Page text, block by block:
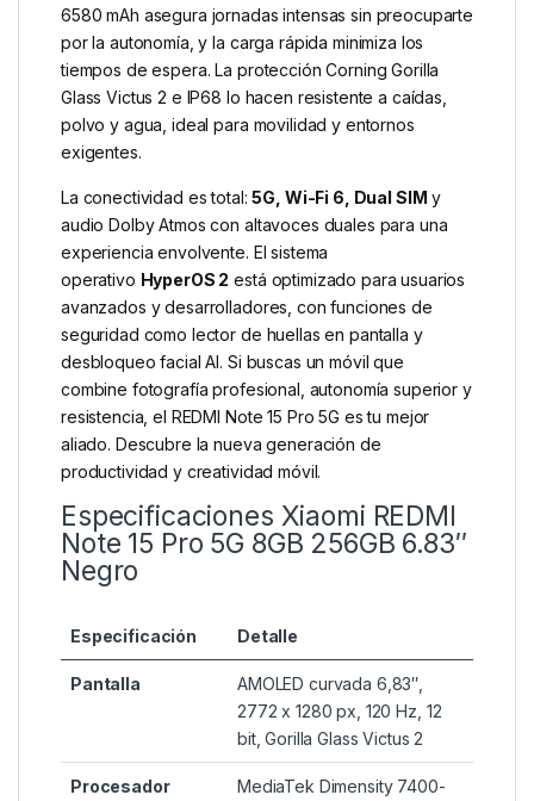
6580 mAh asegura jornadas intensas sin preocuparte
por la autonomía, y la carga rápida minimiza los
tiempos de espera. La protección Corning Gorilla
Glass Victus 2 e IP68 lo hacen resistente a caídas,
polvo y agua, ideal para movilidad y entornos
exigentes.
La conectividad es total:5G, Wi-Fi 6, Dual SIM y
audio Dolby Atmos con altavoces duales para una
experiencia envolvente. El sistema
operativo HyperOS 2 está optimizado para usuarios
avanzados y desarrolladores, con funciones de
seguridad como lector de huellas en pantalla y
desbloqueo facial AI. Si buscas un móvil que
combine fotografía profesional, autonomía superior y
resistencia, el REDMI Note 15 Pro 5G es tu mejor
aliado. Descubre la nueva generación de
productividad y creatividad móvil.
Especificaciones Xiaomi REDMI
Note 15 Pro 5G 8GB 256GB 6.83″
Negro
Especificación Detalle
Pantalla
AMOLED curvada 6,83″,
2772 x 1280 px, 120 Hz, 12
bit, Gorilla Glass Victus 2
Procesador
MediaTek Dimensity 7400-